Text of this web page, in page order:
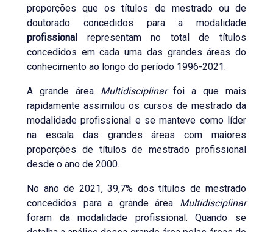
proporções que os títulos de mestrado ou de
doutorado concedidos para a modalidade
profissional representam no total de títulos
concedidos em cada uma das grandes áreas do
conhecimento ao longo do período 1996-2021.
A grande área Multidisciplinarfoi a que mais
rapidamente assimilou os cursos de mestrado da
modalidade profissional e se manteve como líder
na escala das grandes áreas com maiores
proporções de títulos de mestrado profissional
desde o ano de 2000.
No ano de 2021, 39,7% dos títulos de mestrado
concedidos para a grande área Multidisciplinar
foram da modalidade profissional. Quando se